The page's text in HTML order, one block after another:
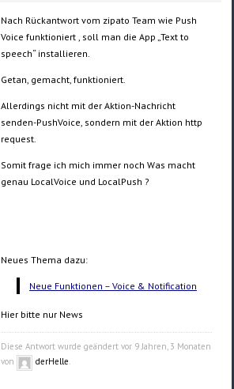
Nach Rückantwort vom zipato Team wie Push
Voice funktioniert , soll man die App „Text to
speech“ installieren.
Getan, gemacht, funktioniert.
Allerdings nicht mit der Aktion-Nachricht
senden-PushVoice, sondern mit der Aktion http
request.
Somit frage ich mich immer noch Was macht
genau LocalVoice und LocalPush ?
Neues Thema dazu:
Neue Funktionen – Voice & Notification
Hier bitte nur News
Diese Antwort wurde geändert vor 9 Jahren, 3 Monaten
von
derHelle.